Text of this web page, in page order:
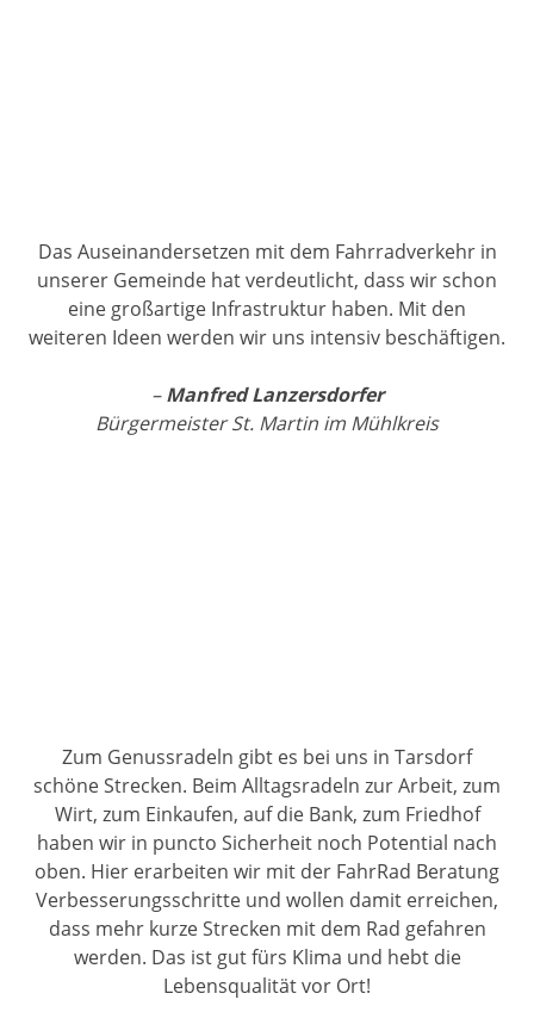
Das Auseinandersetzen mit dem Fahrradverkehr in
unserer Gemeinde hat verdeutlicht, dass wir schon
eine großartige Infrastruktur haben. Mit den
weiteren Ideen werden wir uns intensiv beschäftigen.
–Manfred Lanzersdorfer
Bürgermeister St. Martin im Mühlkreis
Zum Genussradeln gibt es bei uns in Tarsdorf
schöne Strecken. Beim Alltagsradeln zur Arbeit, zum
Wirt, zum Einkaufen, auf die Bank, zum Friedhof
haben wir in puncto Sicherheit noch Potential nach
oben. Hier erarbeiten wir mit der FahrRad Beratung
Verbesserungsschritte und wollen damit erreichen,
dass mehr kurze Strecken mit dem Rad gefahren
werden. Das ist gut fürs Klima und hebt die
Lebensqualität vor Ort!